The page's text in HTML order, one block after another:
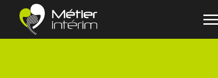
Panneau de gestion des cookies